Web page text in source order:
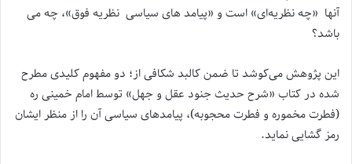
آنها «چه نظریه‌ای» است و «پیامد های سیاسی نظریه فوق»، چه می
باشد؟
این پژوهش می‌کوشد تا ضمن کالبد شکافی از؛ دو مفهوم کلیدی مطرح
شده در کتاب «شرح حدیث جنود عقل و جهل» توسط امام خمینی ره
(فطرت مخموره و فطرت محجوبه)، پیامدهای سیاسی آن را از منظر ایشان
رمز گشایی نماید.